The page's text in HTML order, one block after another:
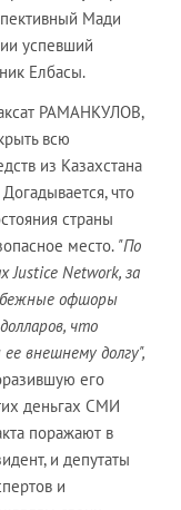
Мади
успевший
Елбасы.
РАМАНКУЛОВ,
всю
из Казахстана
что
страны
место. "По
Justice Network, за
офшоры
что
внешнему долгу",
его
деньгах СМИ
поражают в
и депутаты
и